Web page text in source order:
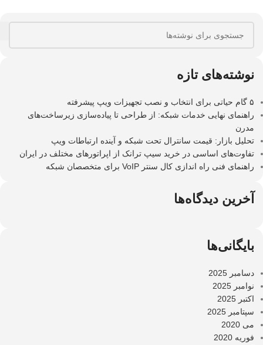
نوشته‌های تازه
۵ گام حیاتی برای انتخاب و نصب تجهیزات ویپ پیشرفته
راهنمای نهایی خدمات شبکه: از طراحی تا پیاده‌سازی زیرساخت‌های
مدرن
تحلیل بازار: قیمت سانترال تحت شبکه و آینده ارتباطات ویپ
تفاوت‌های اساسی در خرید سیپ ترانک از اپراتورهای مختلف در ایران
راهنمای فنی راه اندازی کال سنتر VoIP برای متخصصان شبکه
آخرین دیدگاه‌ها
بایگانی‌ها
دسامبر 2025
نوامبر 2025
اکتبر 2025
سپتامبر 2025
می 2020
فوریه 2020